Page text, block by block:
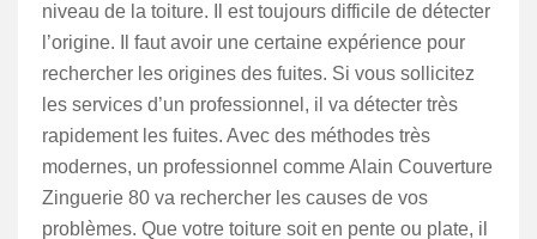
niveau de la toiture. Il est toujours difficile de détecter
l’origine. Il faut avoir une certaine expérience pour
rechercher les origines des fuites. Si vous sollicitez
les services d’un professionnel, il va détecter très
rapidement les fuites. Avec des méthodes très
modernes, un professionnel comme Alain Couverture
Zinguerie 80 va rechercher les causes de vos
problèmes. Que votre toiture soit en pente ou plate, il